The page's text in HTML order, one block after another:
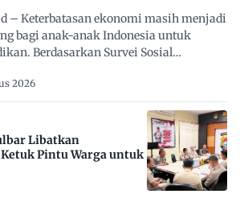
– Keterbatasan ekonomi masih menjadi
bagi anak-anak Indonesia untuk
Berdasarkan Survei Sosial
2026
Libatkan
Pintu Warga untuk